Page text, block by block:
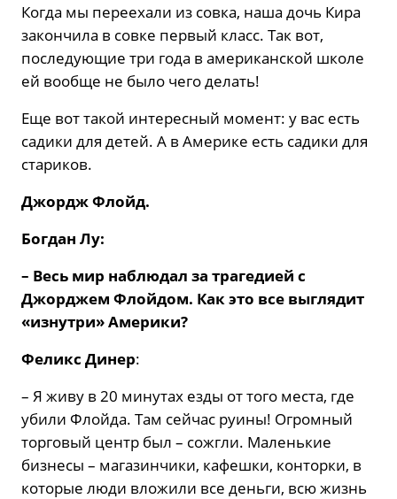
Когда мы переехали из совка, наша дочь Кира
закончила в совке первый класс. Так вот,
последующие три года в американской школе
ей вообще не было чего делать!
Еще вот такой интересный момент: у вас есть
садики для детей. А в Америке есть садики для
стариков.
ДжорджФлойд.
Богдан Лу:
– Весь мир наблюдал за трагедией с
Джорджем Флойдом. Как это все выглядит
«изнутри» Америки?
Феликс Динер:
– Я живу в 20 минутах езды от того места, где
убили Флойда. Там сейчас руины! Огромный
торговый центр был – сожгли. Маленькие
бизнесы – магазинчики, кафешки, конторки, в
которые люди вложили все деньги, всю жизнь